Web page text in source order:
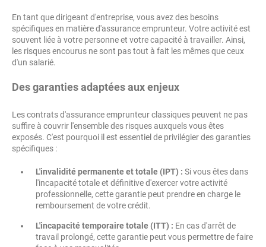
En tant que dirigeant d'entreprise, vous avez des besoins
spécifiques en matière d'assurance emprunteur. Votre activité est
souvent liée à votre personne et votre capacité à travailler. Ainsi,
les risques encourus ne sont pas tout à fait les mêmes que ceux
d'un salarié.
Des garanties adaptées aux enjeux
Les contrats d'assurance emprunteur classiques peuvent ne pas
suffire à couvrir l'ensemble des risques auxquels vous êtes
exposés. C'est pourquoi il est essentiel de privilégier des garanties
spécifiques :
L'invalidité permanente et totale (IPT) : Si vous êtes dans
l'incapacité totale et définitive d'exercer votre activité
professionnelle, cette garantie peut prendre en charge le
remboursement de votre crédit.
L'incapacité temporaire totale (ITT) : En cas d'arrêt de
travail prolongé, cette garantie peut vous permettre de faire